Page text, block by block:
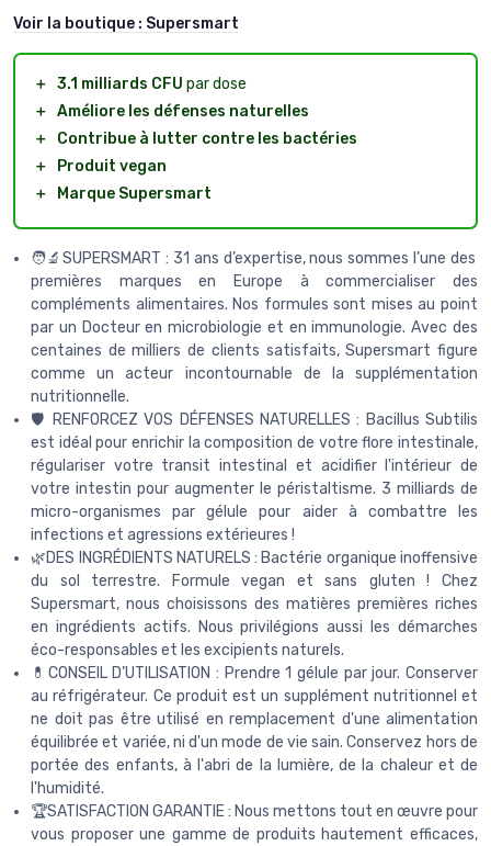
Voir la boutique : Supersmart
＋ 3.1 milliards CFU par dose
＋ Améliore les défenses naturelles
＋
Contribue à lutter contre les bactéries
＋
Produit vegan
＋
Marque Supersmart
🧑‍🔬SUPERSMART : 31 ans d’expertise, nous sommes l’une des
premières marques en Europe à commercialiser des
compléments alimentaires. Nos formules sont mises au point
par un Docteur en microbiologie et en immunologie. Avec des
centaines de milliers de clients satisfaits, Supersmart figure
comme un acteur incontournable de la supplémentation
nutritionnelle.
🛡 RENFORCEZ VOS DÉFENSES NATURELLES : Bacillus Subtilis
est idéal pour enrichir la composition de votre flore intestinale,
régulariser votre transit intestinal et acidifier l'intérieur de
votre intestin pour augmenter le péristaltisme. 3 milliards de
micro-organismes par gélule pour aider à combattre les
infections et agressions extérieures !
🌿DES INGRÉDIENTS NATURELS : Bactérie organique inoffensive
du sol terrestre. Formule vegan et sans gluten ! Chez
Supersmart, nous choisissons des matières premières riches
en ingrédients actifs. Nous privilégions aussi les démarches
éco-responsables et les excipients naturels.
💊CONSEIL D’UTILISATION : Prendre 1 gélule par jour. Conserver
au réfrigérateur. Ce produit est un supplément nutritionnel et
ne doit pas être utilisé en remplacement d'une alimentation
équilibrée et variée, ni d'un mode de vie sain. Conservez hors de
portée des enfants, à l'abri de la lumière, de la chaleur et de
l'humidité.
🏆SATISFACTION GARANTIE : Nous mettons tout en œuvre pour
vous proposer une gamme de produits hautement efficaces,